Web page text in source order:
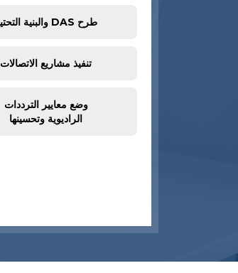
طرح DAS والبنية التحتية
تنفيذ مشاريع الاتصالات
وضع معايير الترددات
الراديوية وتحسينها